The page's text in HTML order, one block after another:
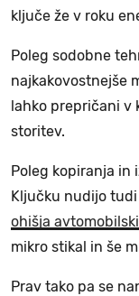
ključe že v roku
Poleg sodobne
najkakovostnejše
lahko prepričani v
storitev.
Poleg kopiranja in
Ključku nudijo
ohišja
mikro stikal in še
Prav tako pa se